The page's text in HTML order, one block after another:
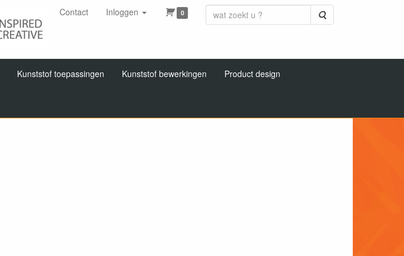
Contact Inloggen 0 Zoeken
Kunststof toepassingen Kunststof bewerkingen Product design